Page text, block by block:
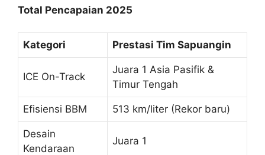
Total Pencapaian 2025
Kategori Prestasi Tim Sapuangin
ICE On-Track
Juara 1 Asia Pasifik &
Timur Tengah
Efisiensi BBM 513 km/liter (Rekor baru)
Desain
Kendaraan
Juara 1